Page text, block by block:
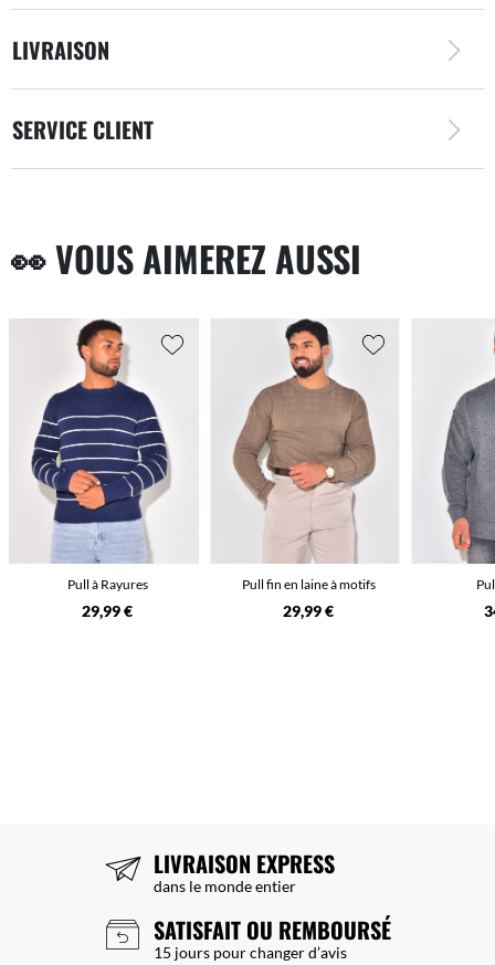
LIVRAISON
SERVICE CLIENT
👀 VOUS AIMEREZ AUSSI
Pull à Rayures
29,99 €
Pull fin en laine à motifs
29,99 €
LIVRAISON EXPRESS
dans le monde entier
SATISFAIT OU REMBOURSÉ
15 jours pour changer d’avis